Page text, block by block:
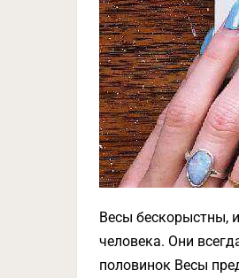
Весы бескорыстны,
человека. Они
половинок Весы